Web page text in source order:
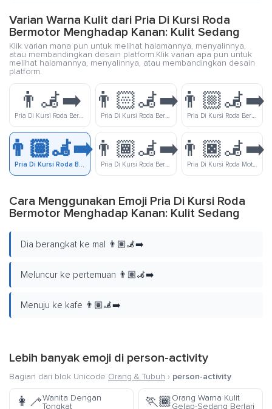
Varian Warna Kulit dari Pria Di Kursi Roda
Bermotor Menghadap Kanan: Kulit Sedang
Klik varian mana pun untuk melihat halamannya, menyalinnya,
atau membandingkan desain platform.Klik varian apa pun untuk
melihat halamannya, menyalinnya, atau membandingkan desain
platform.
👨‍🦼‍➡️
Pria Di Kursi Roda Bermotor Menghadap Kanan
👨🏻‍🦼‍➡️
Pria Di Kursi Roda Bermotor Menghadap Kanan: Kulit Cerah
👨🏼‍🦼‍➡️
Pria Di Kursi Roda Bermotor Menghadap Kanan: Kulit Cerah Sedang
👨🏽‍🦼‍➡️
Pria Di Kursi Roda Bermotor Menghadap Kanan: Kulit Sedang
👨🏾‍🦼‍➡️
Pria Di Kursi Roda Bermotor Menghadap Kanan: Kulit Gelap Sedang
👨🏿‍🦼‍➡️
Pria Di Kursi Roda Motor Menghadap Kanan Kulit Gelap
Cara Menggunakan Emoji Pria Di Kursi Roda
Bermotor Menghadap Kanan: Kulit Sedang
Dia berangkat ke mal 👨🏽‍🦼‍➡️
Meluncur ke pertemuan 👨🏽‍🦼‍➡️
Menuju ke kafe 👨🏽‍🦼‍➡️
Lebih banyak emoji di person-activity
Bagian dari blok Unicode Orang & Tubuh › person-activity
👩‍🦯Wanita Dengan
Tongkat
🏃🏾Orang Warna Kulit
Gelap-Sedang Berlari